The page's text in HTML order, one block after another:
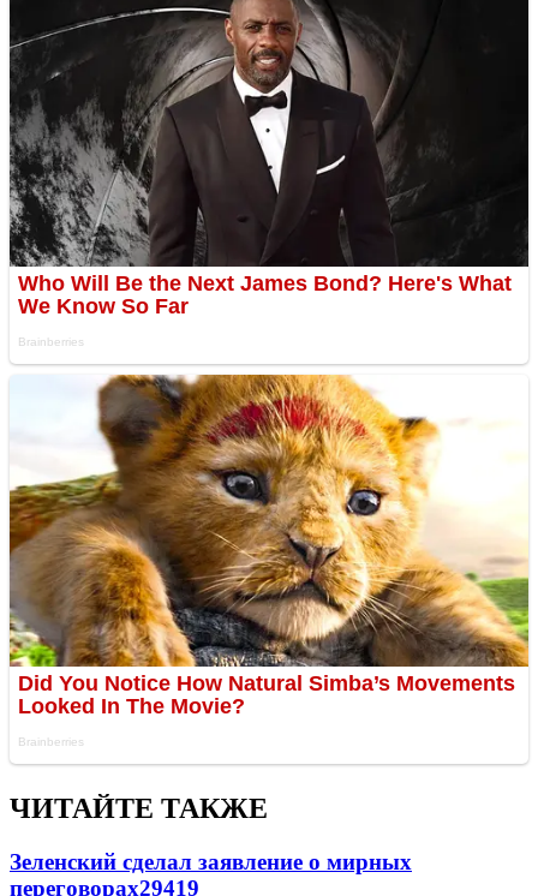
ЧИТАЙТЕ ТАКЖЕ
Зеленский сделал заявление о мирных
переговорах29419